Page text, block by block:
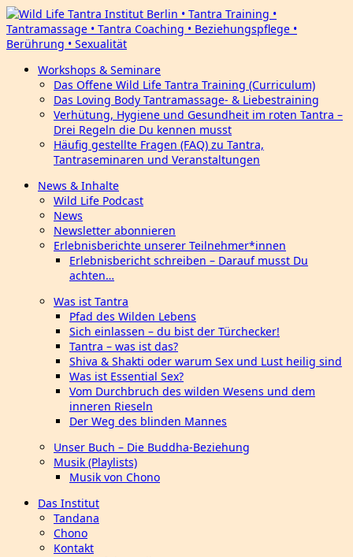
Workshops & Seminare
Das Offene Wild Life Tantra Training (Curriculum)
Das Loving Body Tantramassage- & Liebestraining
Verhütung, Hygiene und Gesundheit im roten Tantra –
Drei Regeln die Du kennen musst
Häufig gestellte Fragen (FAQ) zu Tantra,
Tantraseminaren und Veranstaltungen
News & Inhalte
Wild Life Podcast
News
Newsletter abonnieren
Erlebnisberichte unserer Teilnehmer*innen
Erlebnisbericht schreiben – Darauf musst Du
achten…
Was ist Tantra
Pfad des Wilden Lebens
Sich einlassen – du bist der Türchecker!
Tantra – was ist das?
Shiva & Shakti oder warum Sex und Lust heilig sind
Was ist Essential Sex?
Vom Durchbruch des wilden Wesens und dem
inneren Rieseln
Der Weg des blinden Mannes
Unser Buch – Die Buddha-Beziehung
Musik (Playlists)
Musik von Chono
Das Institut
Tandana
Chono
Kontakt